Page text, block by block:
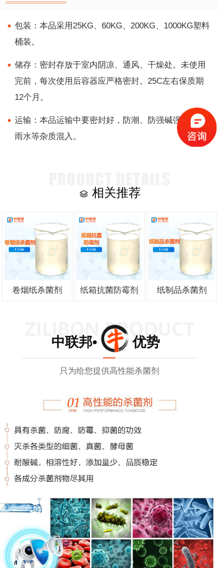
包装：本品采用25KG、60KG、200KG、1000KG塑料
桶装。
储存：密封存放于室内阴凉、通风、干燥处。未使用
完前，每次使用后容器应严格密封。25C左右保质期
12个月。
运输：本品运输中要密封好，防潮、防强碱强酸及防
雨水等杂质混入。
相关推荐
卷烟纸杀菌剂 纸箱抗菌防霉剂 纸制品杀菌剂
中联邦• 优势
只为给您提供高性能杀菌剂